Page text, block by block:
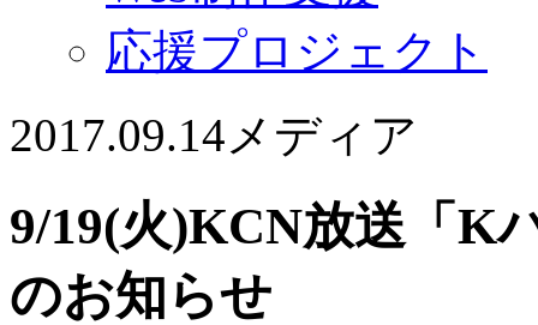
応援プロジェクト
2017.09.14メディア
9/19(火)KCN放送「K
のお知らせ